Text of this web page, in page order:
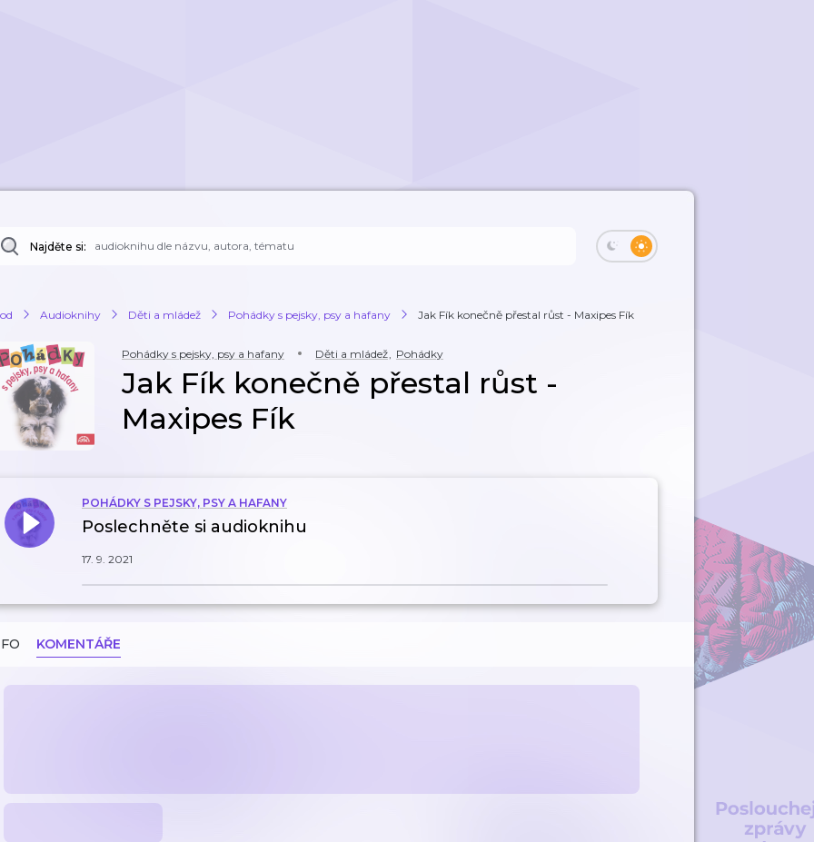
Najděte si:
Audioknihy Děti a mládež Pohádky s pejsky, psy a hafany Jak Fík konečně přestal růst - Maxipes Fík
Pohádky s pejsky, psy a hafany Děti a mládež, Pohádky
Jak Fík konečně přestal růst -
Maxipes Fík
POHÁDKY S PEJSKY, PSY A HAFANY
Poslechněte si audioknihu
17. 9. 2021
KOMENTÁŘE